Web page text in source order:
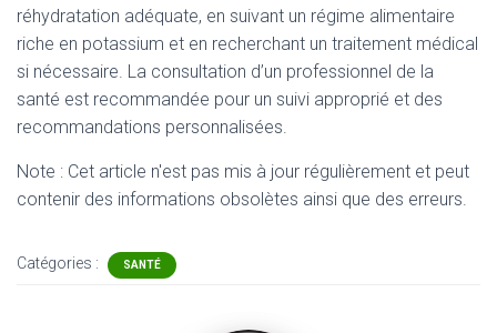
réhydratation adéquate, en suivant un régime alimentaire
riche en potassium et en recherchant un traitement médical
si nécessaire. La consultation d’un professionnel de la
santé est recommandée pour un suivi approprié et des
recommandations personnalisées.
Note : Cet article n'est pas mis à jour régulièrement et peut
contenir des informations obsolètes ainsi que des erreurs.
Catégories : SANTÉ